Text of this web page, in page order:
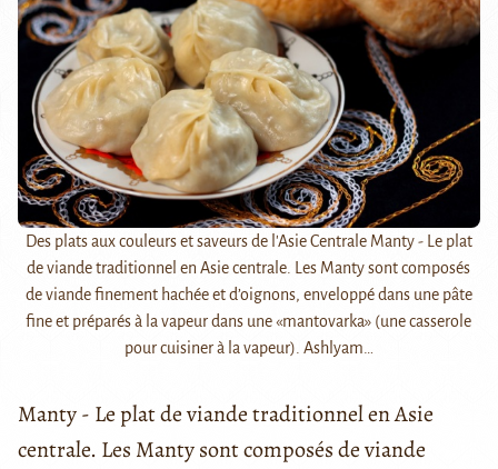
Des plats aux couleurs et saveurs de l'Asie Centrale Manty - Le plat
de viande traditionnel en Asie centrale. Les Manty sont composés
de viande finement hachée et d’oignons, enveloppé dans une pâte
fine et préparés à la vapeur dans une «mantovarka» (une casserole
pour cuisiner à la vapeur). Ashlyam…
Manty - Le plat de viande traditionnel en Asie
centrale. Les Manty sont composés de viande